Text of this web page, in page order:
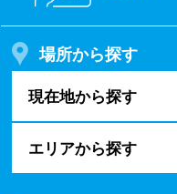
場所から探す
現在地から探す
エリアから探す